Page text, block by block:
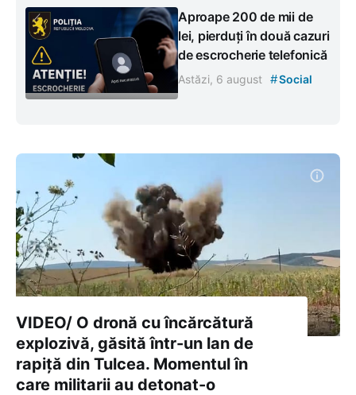
Aproape 200 de mii de
lei, pierduți în două cazuri
de escrocherie telefonică
Astăzi, 6 august #Social
VIDEO/ O dronă cu încărcătură
explozivă, găsită într-un lan de
rapiță din Tulcea. Momentul în
care militarii au detonat-o